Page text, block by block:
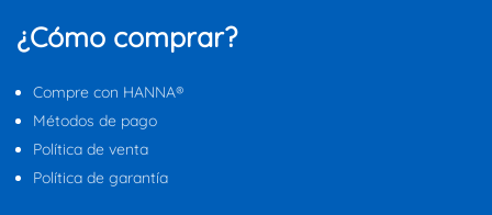
¿Cómo comprar?
Compre con HANNA®
Métodos de pago
Política de venta
Política de garantía